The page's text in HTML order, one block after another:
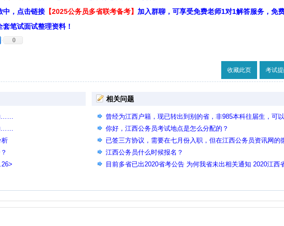
中，点击链接 【2025公务员多省联考备考】 加入群聊，可享受免费老师1对1解答服务，免
笔试面试整理资料！
0
收藏此页 考试
……
……
析
相关问题
曾经为江西户籍，现已转出到别的省，非985本科往届生，可
考江西公务员吗
你好，江西公务员考试地点是怎么分配的？
已签三方协议，需要在七月份入职，但在江西公务员资讯网的
信公众号里看到要放弃单位才能报考，请问是这样吗？
江西公务员什么时候报名？
目前多省已出2020省考公告 为何我省未出相关通知 2020江西